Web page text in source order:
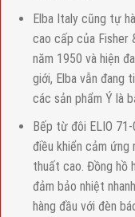
Elba Italy cũng tự
cao cấp của Fisher
năm 1950 và hiện
giới, Elba vẫn đang
các sản phẩm Ý là
Bếp từ đôi ELIO
điều khiển cảm
thuất cao. Đồng hồ
đảm bảo nhiệt
hàng đầu với đèn